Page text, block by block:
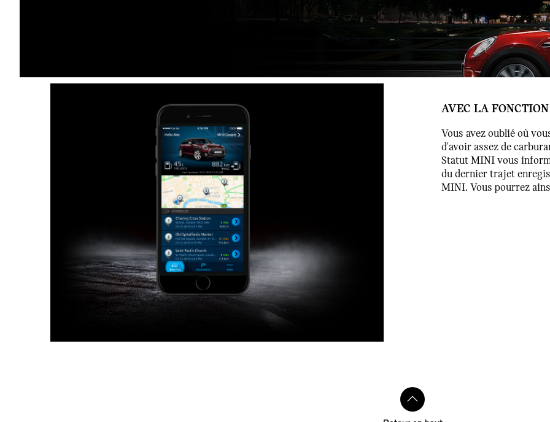
AVEC LA
Vous avez oublié où
d'avoir assez de
Statut MINI vous
du dernier trajet
MINI. Vous pourrez